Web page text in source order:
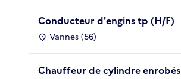
Conducteur d'engins tp (H/F)
Vannes (56)
Chauffeur de cylindre